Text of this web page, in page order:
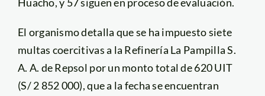
El organismo detalla que se ha impuesto siete
multas coercitivas a la Refinería La Pampilla S.
A. A. de Repsol por un monto total de 620 UIT
(S/ 2 852 000), que a la fecha se encuentran